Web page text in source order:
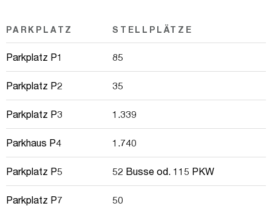
PARKPLATZ STELLPLÄTZE
Parkplatz P1 85
Parkplatz P2 35
Parkplatz P3 1.339
Parkhaus P4 1.740
Parkplatz P5 52 Busse od. 115 PKW
Parkplatz P7 50